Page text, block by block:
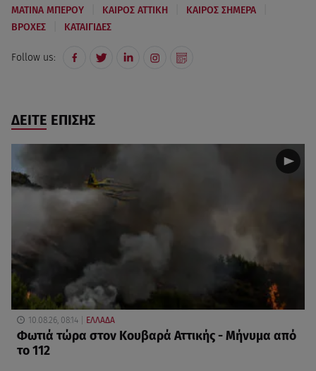
ΜΑΤΙΝΑ ΜΠΕΡΟΥ ΚΑΙΡΟΣ ΑΤΤΙΚΗ ΚΑΙΡΟΣ ΣΗΜΕΡΑ
ΒΡΟΧΕΣ ΚΑΤΑΙΓΙΔΕΣ
Follow us:
ΔΕΙΤΕ ΕΠΙΣΗΣ
10.08.26, 08:14 ΕΛΛΑΔΑ
Φωτιά τώρα στον Κουβαρά Αττικής - Μήνυμα από
το 112